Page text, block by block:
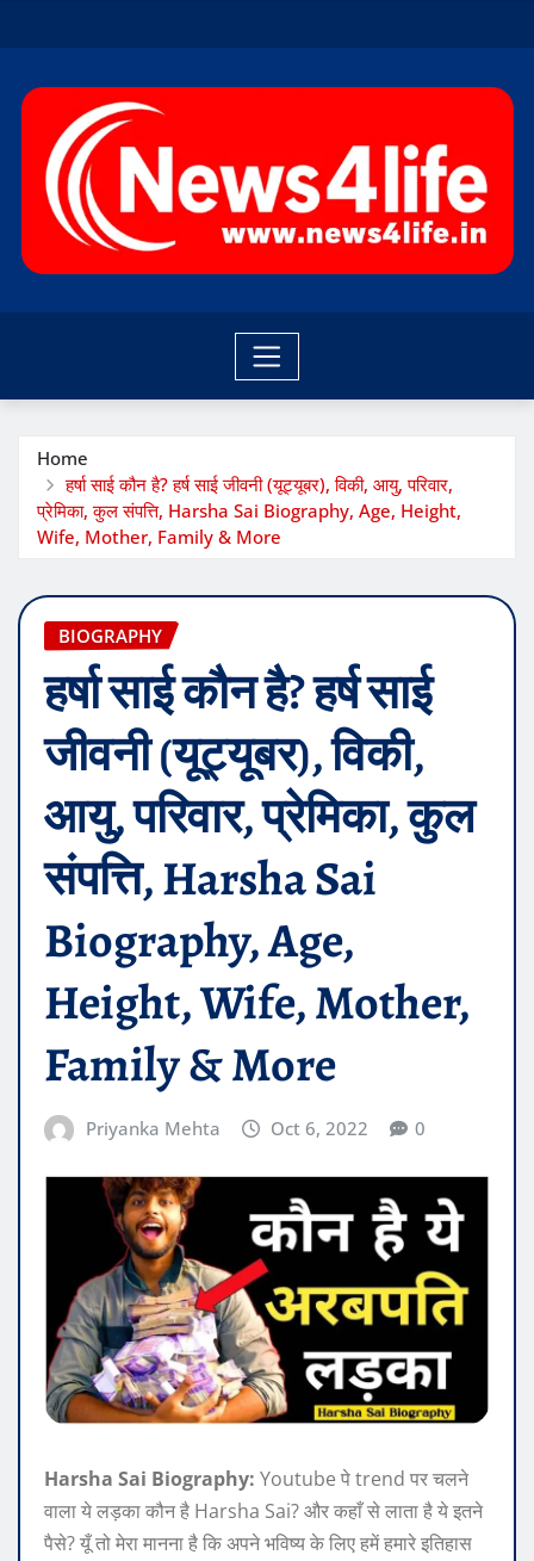
to
Home
हर्षा साई कौन है? हर्ष साई जीवनी (यूट्यूबर), विकी, आयु, परिवार,
प्रेमिका, कुल संपत्ति, Harsha Sai Biography, Age, Height,
Wife, Mother, Family & More
BIOGRAPHY
हर्षा साई कौन है? हर्ष साई
जीवनी (यूट्यूबर), विकी,
आयु, परिवार, प्रेमिका, कुल
संपत्ति, Harsha Sai
Biography, Age,
Height, Wife, Mother,
Family & More
Priyanka Mehta Oct 6, 2022 0
Harsha Sai Biography: Youtube पे trend पर चलने
वाला ये लड़का कौन है Harsha Sai? और कहाँ से लाता है ये इतने
पैसे? यूँ तो मेरा मानना है कि अपने भविष्य के लिए हमें हमारे इतिहास